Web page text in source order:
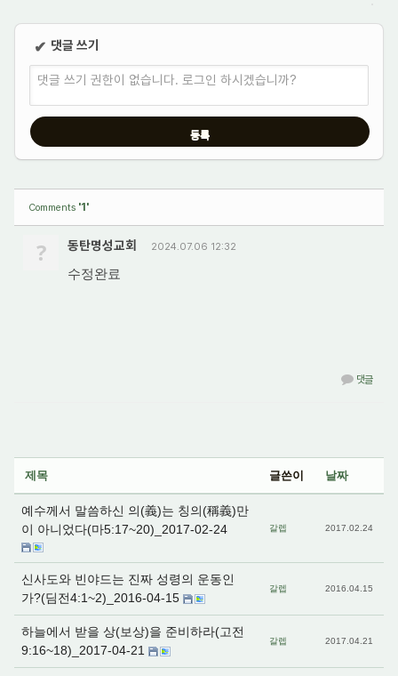
✔ 댓글 쓰기
댓글 쓰기 권한이 없습니다. 로그인 하시겠습니까?
Comments '1'
? 동탄명성교회 2024.07.06 12:32
수정완료
댓글
제목 글쓴이 날짜
예수께서 말씀하신 의(義)는 칭의(稱義)만
이 아니었다(마5:17~20)_2017-02-24
갈렙 2017.02.24
신사도와 빈야드는 진짜 성령의 운동인
가?(딤전4:1~2)_2016-04-15
갈렙 2016.04.15
하늘에서 받을 상(보상)을 준비하라(고전
9:16~18)_2017-04-21
갈렙 2017.04.21